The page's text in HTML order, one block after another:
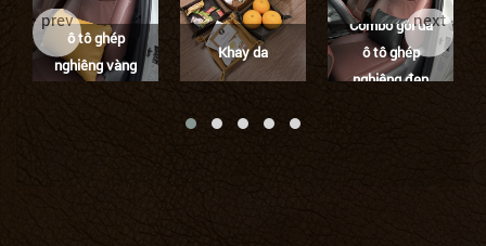
Combo gối da
ô tô ghép
nghiêng vàng
Khay da
Combo gối da
ô tô ghép
nghiêng đen
prev next